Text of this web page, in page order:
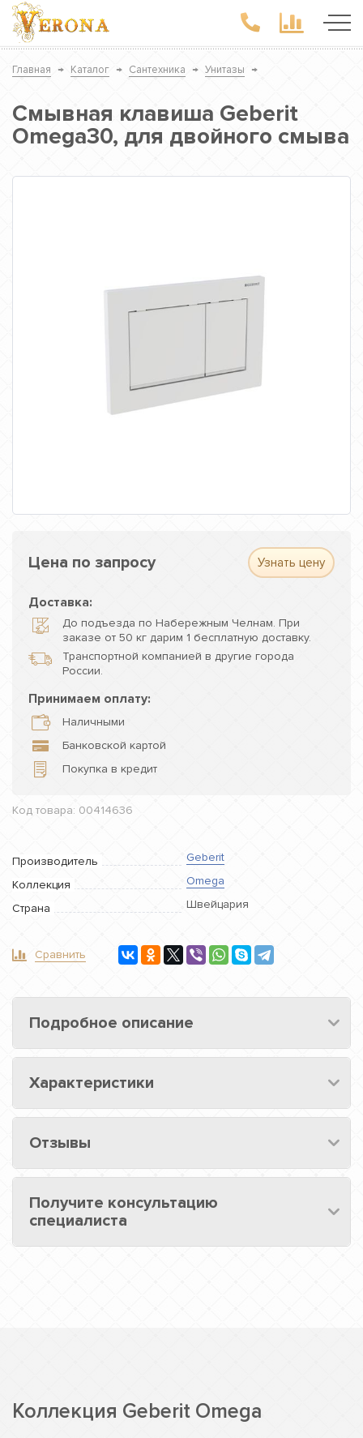
Главная → Каталог → Сантехника → Унитазы →
Смывная клавиша Geberit
Omega30, для двойного смыва
Цена по запросу Узнать цену
Доставка:
До подъезда по Набережным Челнам. При
заказе от 50 кг дарим 1 бесплатную доставку.
Транспортной компанией в другие города
России.
Принимаем оплату:
Наличными
Банковской картой
Покупка в кредит
Код товара: 00414636
Производитель
Geberit
Коллекция
Omega
Страна
Швейцария
Сравнить
Подробное описание
Характеристики
Отзывы
Получите консультацию
специалиста
Коллекция Geberit Omega